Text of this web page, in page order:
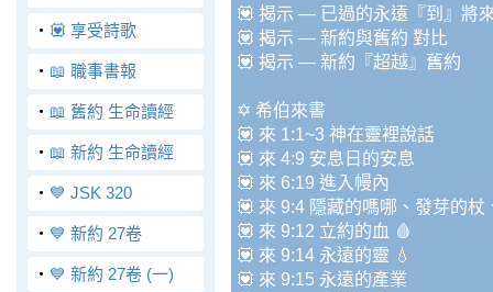
‧ 💟 享受詩歌
‧ 📖 職事書報
‧ 📖 舊約 生命讀經
‧ 📖 新約 生命讀經
‧ 💙 JSK 320
‧ 💙 新約 27卷
‧ 💙 新約 27卷 (一)
💟 揭示 — 已過的永遠『到』將
💟 揭示 — 新約與舊約 對比
💟 揭示 — 新約『超越』舊約
✡️ 希伯來書
💟 來 1:1~3 神在靈裡說話
💟 來 4:9 安息日的安息
💟 來 6:19 進入幔內
💟 來 9:4 隱藏的嗎哪、發芽的杖
💟 來 9:12 立約的血 🩸
💟 來 9:14 永遠的靈 💧
💟 來 9:15 永遠的產業